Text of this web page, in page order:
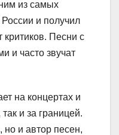
из самых
и получил
Песни с
и часто звучат
на концертах и
и за границей.
но и автор песен,